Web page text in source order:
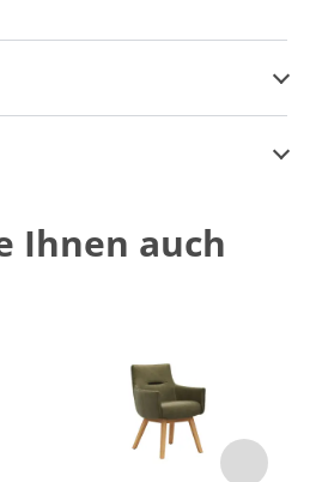
Ihnen auch